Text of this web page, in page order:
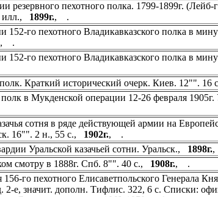
резервного пехотного полка. 1799-1899г. (Лейб-
илл., 1899г., .
го пехотного Владикавказского полка в
, .
го пехотного Владикавказского полка в
Краткий исторический очерк. Киев. 12"". 16
в Мукденской операции 12-26 февраля 1905г.
сотня в ряде действующей армии на
16"". 2 н., 55 c., 1902г., .
Уральской казачьей сотни. Уральск., 1898г.
смотру в 1888г. Спб. 8"". 40 с., 1908г., .
го пехотного Елисаветпольского Генерала
2-е, значит. дополн. Тифлис. 322, 6 с. Списки: